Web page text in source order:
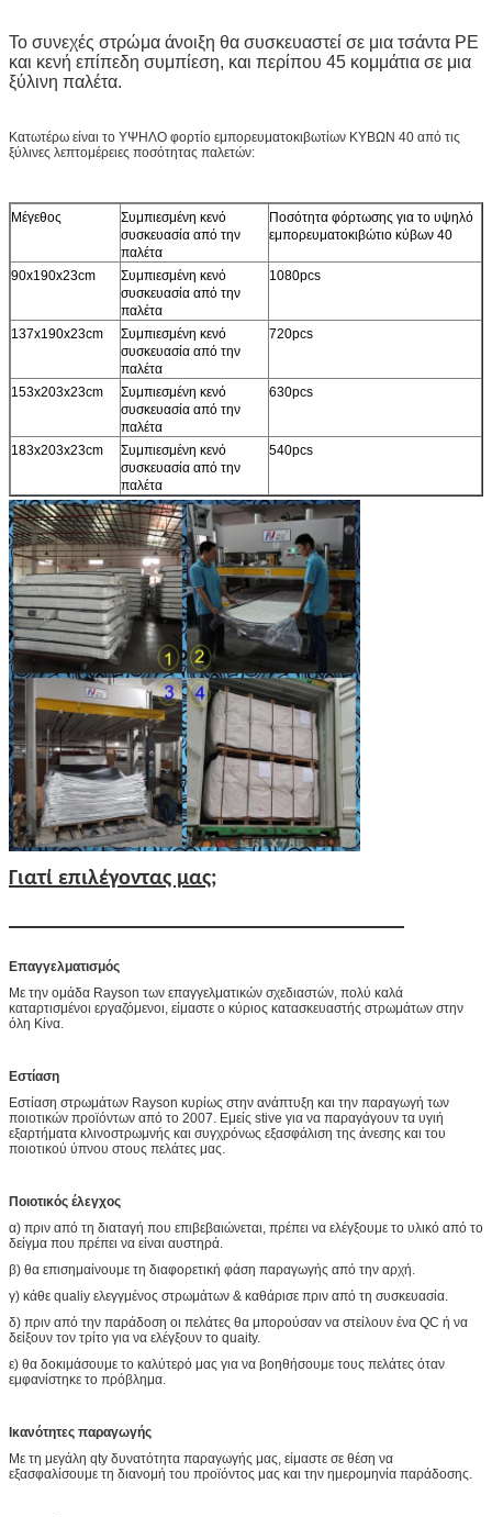
Το συνεχές στρώμα άνοιξη θα συσκευαστεί σε μια τσάντα PE
και κενή επίπεδη συμπίεση, και περίπου 45 κομμάτια σε μια
ξύλινη παλέτα.
Κατωτέρω είναι το ΥΨΗΛΟ φορτίο εμπορευματοκιβωτίων ΚΥΒΩΝ 40 από τις
ξύλινες λεπτομέρειες ποσότητας παλετών:
Μέγεθος
Συμπιεσμένη κενό
συσκευασία από την
παλέτα
Ποσότητα φόρτωσης για το υψηλό
εμπορευματοκιβώτιο κύβων 40
90x190x23cm
Συμπιεσμένη κενό
συσκευασία από την
παλέτα
1080pcs
137x190x23cm
Συμπιεσμένη κενό
συσκευασία από την
παλέτα
720pcs
153x203x23cm
Συμπιεσμένη κενό
συσκευασία από την
παλέτα
630pcs
183x203x23cm
Συμπιεσμένη κενό
συσκευασία από την
παλέτα
540pcs
Γιατί επιλέγοντας μας;
Επαγγελματισμός
Με την ομάδα Rayson των επαγγελματικών σχεδιαστών, πολύ καλά
καταρτισμένοι εργαζόμενοι, είμαστε ο κύριος κατασκευαστής στρωμάτων στην
όλη Κίνα.
Εστίαση
Εστίαση στρωμάτων Rayson κυρίως στην ανάπτυξη και την παραγωγή των
ποιοτικών προϊόντων από το 2007. Εμείς stive για να παραγάγουν τα υγιή
εξαρτήματα κλινοστρωμνής και συγχρόνως εξασφάλιση της άνεσης και του
ποιοτικού ύπνου στους πελάτες μας.
Ποιοτικός έλεγχος
α) πριν από τη διαταγή που επιβεβαιώνεται, πρέπει να ελέγξουμε το υλικό από το
δείγμα που πρέπει να είναι αυστηρά.
β) θα επισημαίνουμε τη διαφορετική φάση παραγωγής από την αρχή.
γ) κάθε qualiy ελεγγμένος στρωμάτων & καθάρισε πριν από τη συσκευασία.
δ) πριν από την παράδοση οι πελάτες θα μπορούσαν να στείλουν ένα QC ή να
δείξουν τον τρίτο για να ελέγξουν το quaity.
ε) θα δοκιμάσουμε το καλύτερό μας για να βοηθήσουμε τους πελάτες όταν
εμφανίστηκε το πρόβλημα.
Ικανότητες παραγωγής
Με τη μεγάλη qty δυνατότητα παραγωγής μας, είμαστε σε θέση να
εξασφαλίσουμε τη διανομή του προϊόντος μας και την ημερομηνία παράδοσης.